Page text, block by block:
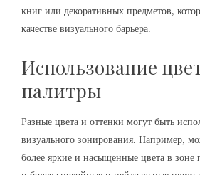
книг или декоративных предметов,
качестве визуального барьера.
Использование
палитры
Разные цвета и оттенки могут быть
визуального зонирования. Например,
более яркие и насыщенные цвета в